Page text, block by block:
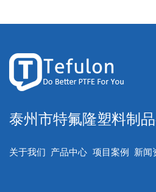
泰州市特氟隆塑料制
关于我们 产品中心 项目案例 新闻